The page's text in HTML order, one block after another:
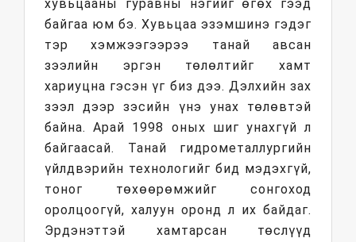
хувьцааны гуравны нэгийг өгөх гээд
байгаа юм бэ. Хувьцаа эзэмшинэ гэдэг
тэр хэмжээгээрээ танай авсан
зээлийн эргэн төлөлтийг хамт
хариуцна гэсэн үг биз дээ. Дэлхийн зах
зээл дээр зэсийн үнэ унах төлөвтэй
байна. Арай 1998 оных шиг унахгүй л
байгаасай. Танай гидрометаллургийн
үйлдвэрийн технологийг бид мэдэхгүй,
тоног төхөөрөмжийг сонгоход
оролцоогүй, халуун оронд л их байдаг.
Эрдэнэттэй хамтарсан төслүүд